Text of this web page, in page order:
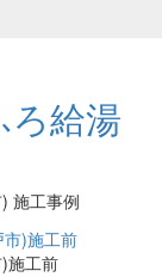
給湯
施工事例
施工前